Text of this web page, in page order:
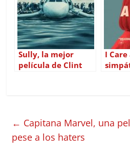
Sully, la mejor
película de Clint
I Care
← Capitana Marvel, una
pese a los haters